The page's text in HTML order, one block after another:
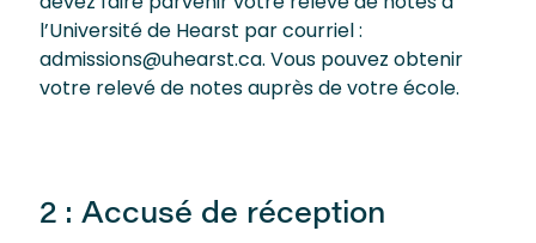
l’Université de Hearst par courriel :
admissions@uhearst.ca. Vous pouvez obtenir
votre relevé de notes auprès de votre école.
2 : Accusé de réception